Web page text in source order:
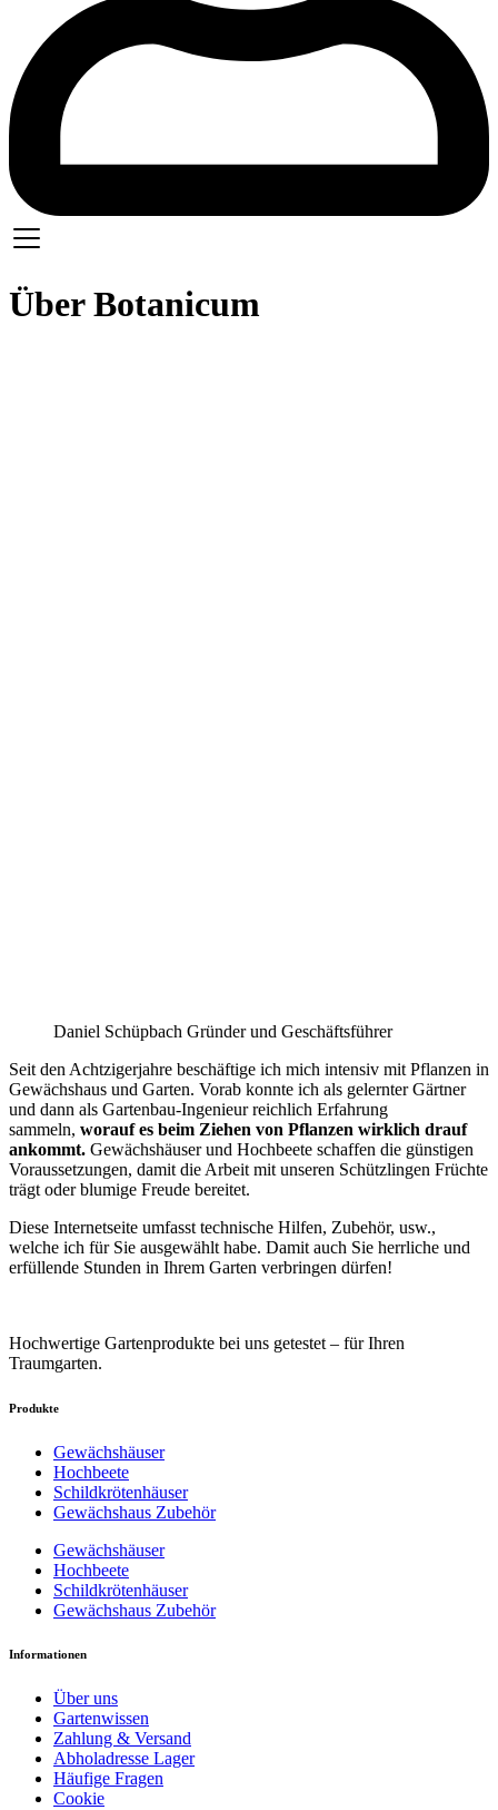
Über Botanicum
Daniel Schüpbach Gründer und Geschäftsführer
Seit den Achtzigerjahre beschäftige ich mich intensiv mit Pflanzen in
Gewächshaus und Garten. Vorab konnte ich als gelernter Gärtner
und dann als Gartenbau-Ingenieur reichlich Erfahrung
sammeln, worauf es beim Ziehen von Pflanzen wirklich drauf
ankommt. Gewächshäuser und Hochbeete schaffen die günstigen
Voraussetzungen, damit die Arbeit mit unseren Schützlingen Früchte
trägt oder blumige Freude bereitet.
Diese Internetseite umfasst technische Hilfen, Zubehör, usw.,
welche ich für Sie ausgewählt habe. Damit auch Sie herrliche und
erfüllende Stunden in Ihrem Garten verbringen dürfen!
Hochwertige Gartenprodukte bei uns getestet – für Ihren
Traumgarten.
Produkte
Gewächshäuser
Hochbeete
Schildkrötenhäuser
Gewächshaus Zubehör
Gewächshäuser
Hochbeete
Schildkrötenhäuser
Gewächshaus Zubehör
Informationen
Über uns
Gartenwissen
Zahlung & Versand
Abholadresse Lager
Häufige Fragen
Cookie